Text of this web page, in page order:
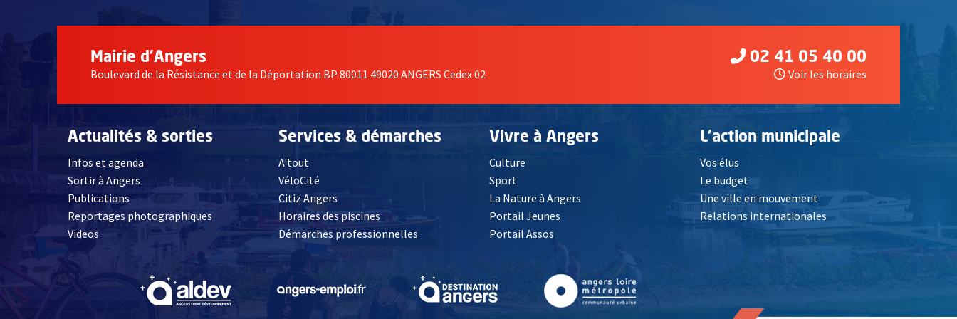
et aux bébés, dès quatre mois.(Photo: Fabien Tijou/Ville d'Angers)
Mairie d'Angers
Boulevard de la Résistance et de la Déportation BP 80011 49020 ANGERS Cedex 02
02 41 05 40 00
Voir les horaires
Actualités & sorties
Infos et agenda
Sortir à Angers
Publications
Reportages photographiques
Videos, Ouvre une nouvelle fenêtre
Services & démarches
A'tout
VéloCité
Citiz Angers , Ouvre une nouvelle fenêtre
Horaires des piscines
Démarches professionnelles
Vivre à Angers
Culture
Sport
La Nature à Angers
Portail Jeunes
Portail Assos
L'action municipale
Vos élus
Le budget
Une ville en mouvement
Relations internationales
, Ouvre une nouvelle fenêtre , Ouvre une nouvelle fenêtre , Ouvre une nouvelle fenêtre, Ouvre une nouvelle fenêtre